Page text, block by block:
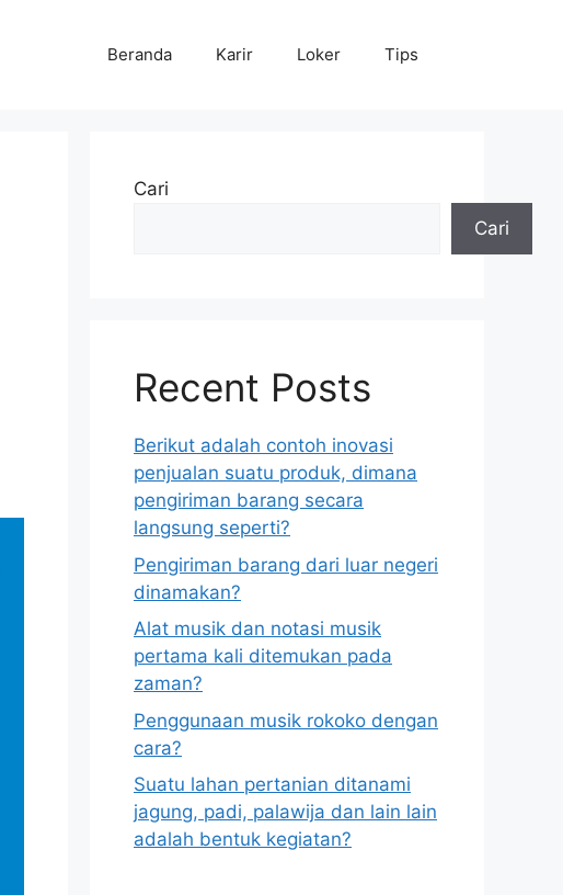
Beranda Karir Loker Tips
Cari
Cari
Recent Posts
Berikut adalah contoh inovasi
penjualan suatu produk, dimana
pengiriman barang secara
langsung seperti?
Pengiriman barang dari luar negeri
dinamakan?
Alat musik dan notasi musik
pertama kali ditemukan pada
zaman?
Penggunaan musik rokoko dengan
cara?
Suatu lahan pertanian ditanami
jagung, padi, palawija dan lain lain
adalah bentuk kegiatan?